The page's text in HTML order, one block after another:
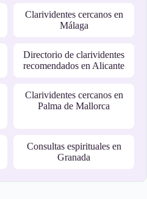
Clarividentes cercanos en
Málaga
Directorio de clarividentes
recomendados en Alicante
Clarividentes cercanos en
Palma de Mallorca
Consultas espirituales en
Granada